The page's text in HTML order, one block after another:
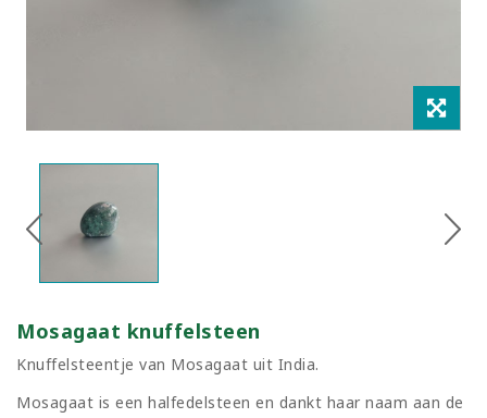
Mosagaat knuffelsteen
Knuffelsteentje van Mosagaat uit India.
Mosagaat is een halfedelsteen en dankt haar naam aan de